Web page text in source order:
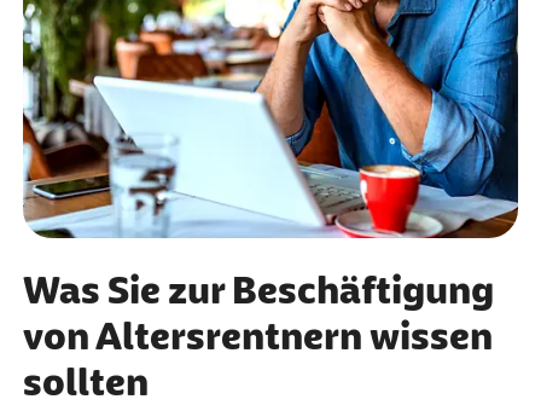
Was Sie zur Beschäftigung
von Altersrentnern wissen
sollten